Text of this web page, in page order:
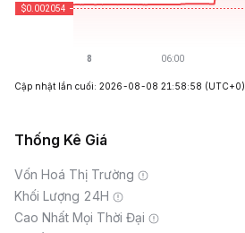
Cập nhật lần cuối: 2026-08-08 21:58:58 (UTC+0)
Thống Kê Giá
Vốn Hoá Thị Trường
Khối Lượng 24H
Cao Nhất Mọi Thời Đại